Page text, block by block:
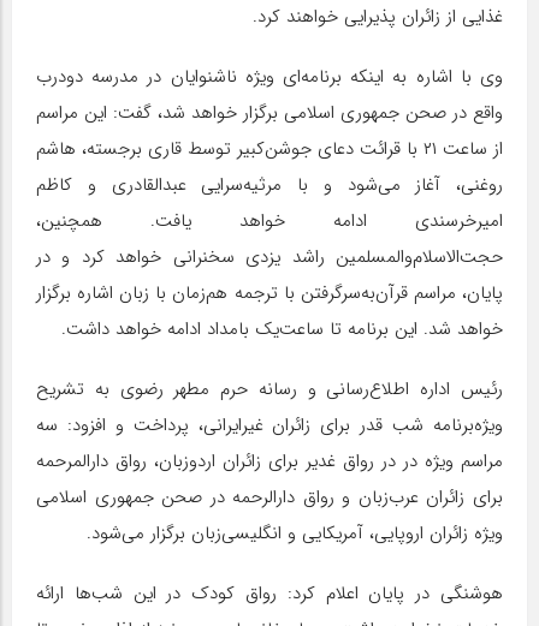
غذایی از زائران پذیرایی خواهند کرد.
وی با اشاره به اینکه برنامه‌ای ویژه ناشنوایان در مدرسه دودرب
واقع در صحن جمهوری اسلامی برگزار خواهد شد، گفت: این مراسم
از ساعت ۲۱ با قرائت دعای جوشن‌کبیر توسط قاری برجسته، هاشم
روغنی، آغاز می‌شود و با مرثیه‌سرایی عبدالقادری و کاظم
امیرخرسندی ادامه خواهد یافت. همچنین،
حجت‌الاسلام‌والمسلمین راشد یزدی سخنرانی خواهد کرد و در
پایان، مراسم قرآن‌به‌سرگرفتن با ترجمه هم‌زمان با زبان اشاره برگزار
خواهد شد. این برنامه تا ساعت‌یک بامداد ادامه خواهد داشت.
رئیس اداره اطلاع‌رسانی و رسانه حرم مطهر رضوی به تشریح
ویژه‌برنامه شب قدر برای زائران غیرایرانی، پرداخت و افزود: سه
مراسم ویژه در در رواق غدیر برای زائران اردو‌زبان، رواق دارالمرحمه
برای زائران عرب‌زبان و رواق دارالرحمه در صحن جمهوری اسلامی
ویژه زائران اروپایی، آمریکایی و انگلیسی‌زبان برگزار می‌شود.
هوشنگی در پایان اعلام کرد: رواق کودک در این شب‌ها ارائه